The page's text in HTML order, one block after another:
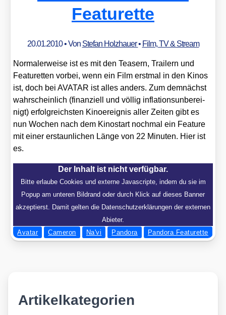
Featurette
20.01.2010• Von Stefan Holzhauer• Film, TV & Stream
Nor­ma­ler­wei­se ist es mit den Teasern, Trai­lern und
Fea­tur­et­ten vor­bei, wenn ein Film erst­mal in den Kinos
ist, doch bei AVATAR ist alles anders. Zum dem­nächst
wahr­schein­lich (finan­zi­ell und völ­lig infla­ti­ons­un­be­rei­
nigt) erfolg­reichs­ten Kino­er­eig­nis aller Zei­ten gibt es
nun Wochen nach dem Kino­start noch­mal ein Fea­ture
mit einer erstaun­li­chen Län­ge von 22 Minu­ten. Hier ist
es.
Der Inhalt ist nicht verfügbar.
Bitte erlaube Cookies und externe Javascripte, indem du sie im
Popup am unteren Bildrand oder durch Klick auf dieses Banner
akzeptierst. Damit gelten die Datenschutzerklärungen der externen
Abieter.
Avatar
Cameron Na'vi Pandora Pandora Featurette
Artikelkategorien